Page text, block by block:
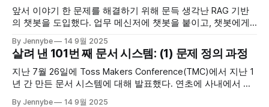
앞서 이야기 한 문제를 해결하기 위해 문득 생각난 RAG 기반
의 챗봇을 도입했다. 업무 메신저에 챗봇을 붙이고, 챗봇에게
는 방식이 아니라 업무 메신저에 질문하고 답변을 받는 방식으
로 바꾸자 실질적인 문서 콘텐츠 활용량이 엄청나게 늘었고,
다들 편리하다며 좋아했다. 챗봇을 사용해 문서 접근성을 높이
면서 깨달은
By Jennybe 14 9월 2025
살려 낸 101번 째 문서 시스템: (1) 문제 정의 과정
지난 7월 26일에 Toss Makers Conference(TMC)에서 지난 1
년 간 만든 문서 시스템에 대해 발표했다. 연초에 사내에서 발
By Jennybe 14 9월 2025